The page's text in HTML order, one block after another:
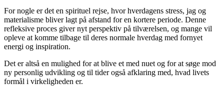
For nogle er det en spirituel rejse, hvor hverdagens stress, jag og
materialisme bliver lagt på afstand for en kortere periode. Denne
refleksive proces giver nyt perspektiv på tilværelsen, og mange vil
opleve at komme tilbage til deres normale hverdag med fornyet
energi og inspiration.
Det er altså en mulighed for at blive et med nuet og for at søge mod
ny personlig udvikling og til tider også afklaring med, hvad livets
formål i virkeligheden er.